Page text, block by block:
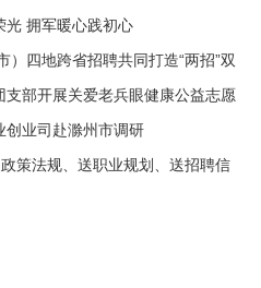
光 拥军暖心践初心
）四地跨省招聘共同打造“两招”双
支部开展关爱老兵眼健康公益志愿
创业司赴滁州市调研
策法规、送职业规划、送招聘信